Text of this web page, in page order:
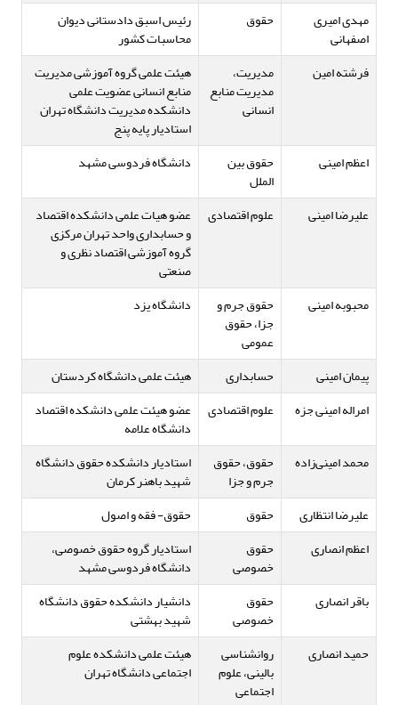
مهدی امیری
اصفهانی
حقوق رئیس اسبق دادستانی دیوان
محاسبات کشور
فرشته امین
مدیریت،
مدیریت منابع
انسانی
هیئت علمی گروه آموزشی مدیریت
منابع انسانی عضویت علمی
دانشکده مدیریت دانشگاه تهران
استادیار پایه پنج
اعظم امینی
حقوق بین
الملل
دانشگاه فردوسی مشهد
علیرضا امینی علوم اقتصادی عضو هیات علمی دانشکده اقتصاد
و حسابداری واحد تهران مرکزی
گروه آموزشی اقتصاد نظری و
صنعتی
محبوبه امینی
حقوق جرم و
جزا، حقوق
عمومی
دانشگاه یزد
پیمان امینی حسابداری
هیئت علمی دانشگاه کردستان
امراله امینی جزه
علوم اقتصادی عضو هیئت علمی دانشکده اقتصاد
دانشگاه علامه
محمد امینی‌زاده
حقوق، حقوق
جرم و جزا
استادیار دانشکده حقوق دانشگاه
شهید باهنر کرمان
علیرضا انتظاری
حقوق
حقوق- فقه و اصول
اعظم انصاری
حقوق
خصوصی
استادیار گروه حقوق خصوصی،
دانشگاه فردوسی مشهد
باقر انصاری
حقوق
خصوصی
دانشیار دانشکده حقوق دانشگاه
شهید بهشتی
حمید انصاری
روانشناسی
بالینی، علوم
اجتماعی
هیئت علمی دانشکده علوم
اجتماعی دانشگاه تهران